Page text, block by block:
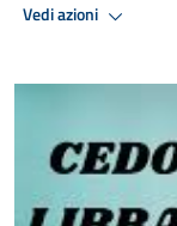
Vedi azioni